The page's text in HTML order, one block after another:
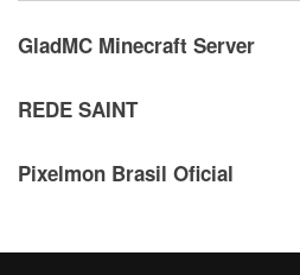
GladMC Minecraft Server
REDE SAINT
Pixelmon Brasil Oficial